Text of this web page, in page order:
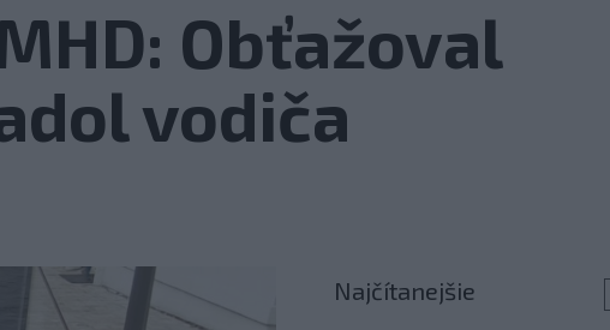
Obťažoval
vodiča
Najčítanejšie